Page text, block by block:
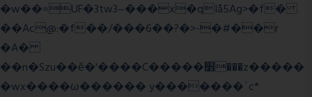
�w��=UF�3tw3~���x�qIå5Ag>�f�
��Ac@:�f��/���6��?�>-�#��r
�A�
��n�Szu��ӗ�'����C�����׻���z�����
�wx����ω������ y�������`c*